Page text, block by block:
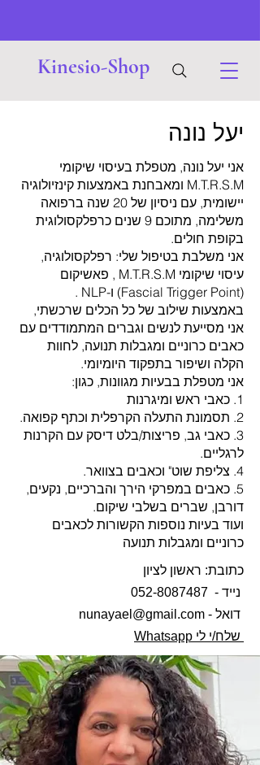
Kinesio-Shop
יעל נונה
אני יעל נונה, מטפלת בעיסוי שיקומי
M.T.R.S.M ומאבחנת באמצעות קינזיולוגיה
יישומית, עם ניסיון של 20 שנה ברפואה
משלימה, מתוכם 9 שנים כרפלקסולוגית
בקופת חולים.
אני משלבת בטיפול שלי: רפלקסולוגיה,
עיסוי שיקומי M.T.R.S.M , פאשיקום
(Fascial Trigger Point) ו-NLP .
באמצעות שילוב של כל הכלים שרכשתי,
אני מסייעת לנשים וגברים המתמודדים עם
כאבים כרוניים ומגבלות תנועה, לחוות
הקלה ושיפור בתפקוד היומיומי.
אני מטפלת בבעיות מגוונות, כגון:
1. כאבי ראש ומיגרנות
2. תסמונת התעלה הקרפלית וכתף קפואה.
3. כאבי גב, פריצות/בלט דיסק עם הקרנות
לרגליים.
4. צליפת שוט" וכאבים בצוואר.
5. כאבים במפרקי הירך והברכיים, נקעים,
דורבן, שברים בשלבי שיקום.
ועוד בעיות נוספות הקשורות לכאבים
כרוניים ומגבלות תנועה
כתובת:​ ראשון לציון
נייד - 052-8087487
דואל - nunayael@gmail.com
שלח/י לי Whatsapp